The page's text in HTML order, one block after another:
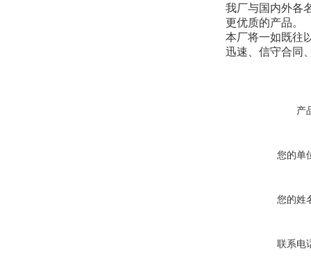
我厂与国内外各
更优质的产品。
本厂将一如既往
迅速、信守合同
产
您的单
您的姓
联系电